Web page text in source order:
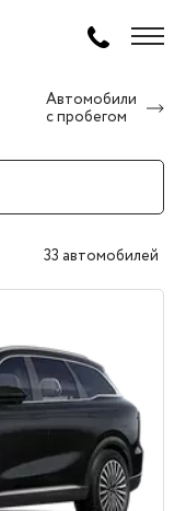
Автомобили
с пробегом
33 автомобилей